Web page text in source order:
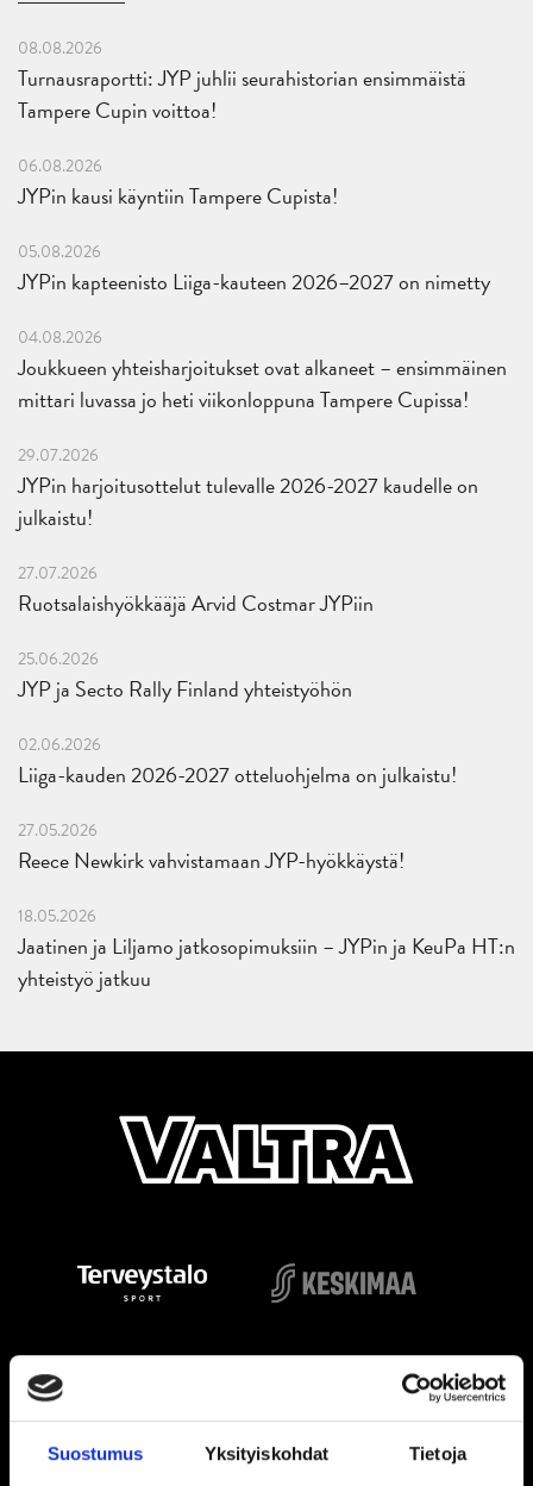
Suostumus Yksityiskohdat Tietoja
08.08.2026
Turnausraportti: JYP juhlii seurahistorian ensimmäistä
Tampere Cupin voittoa!
06.08.2026
JYPin kausi käyntiin Tampere Cupista!
05.08.2026
JYPin kapteenisto Liiga-kauteen 2026–2027 on nimetty
04.08.2026
Joukkueen yhteisharjoitukset ovat alkaneet – ensimmäinen
mittari luvassa jo heti viikonloppuna Tampere Cupissa!
29.07.2026
JYPin harjoitusottelut tulevalle 2026-2027 kaudelle on
julkaistu!
27.07.2026
Ruotsalaishyökkääjä Arvid Costmar JYPiin
25.06.2026
JYP ja Secto Rally Finland yhteistyöhön
02.06.2026
Liiga-kauden 2026-2027 otteluohjelma on julkaistu!
27.05.2026
Reece Newkirk vahvistamaan JYP-hyökkäystä!
18.05.2026
Jaatinen ja Liljamo jatkosopimuksiin – JYPin ja KeuPa HT:n
yhteistyö jatkuu